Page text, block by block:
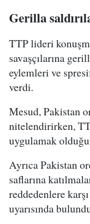
Gerilla
TTP lideri
savaşçılarına
eylemleri ve
verdi.
Mesud, Pakistan
nitelendirirken,
uygulamak
Ayrıca Pakistan
saflarına
reddedenlere
uyarısında